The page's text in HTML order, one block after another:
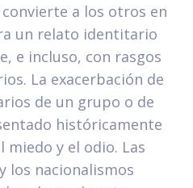
a los otros en
un relato identitario
e incluso, con rasgos
La exacerbación de
de un grupo o de
históricamente
y el odio. Las
los nacionalismos